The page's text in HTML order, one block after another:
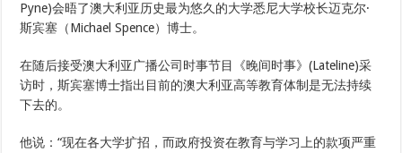
Pyne)会晤了澳大利亚历史最为悠久的大学悉尼大学校长迈克尔·
斯宾塞（Michael Spence）博士。
在随后接受澳大利亚广播公司时事节目《晚间时事》(Lateline)采
访时，斯宾塞博士指出目前的澳大利亚高等教育体制是无法持续
下去的。
他说：“现在各大学扩招，而政府投资在教育与学习上的款项严重